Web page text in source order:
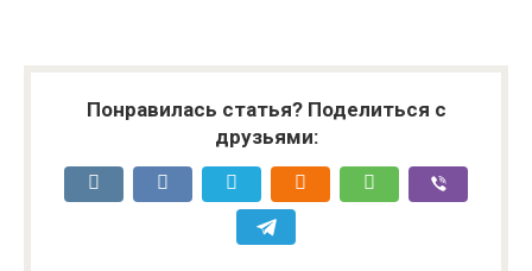
Понравилась статья? Поделиться с
друзьями: